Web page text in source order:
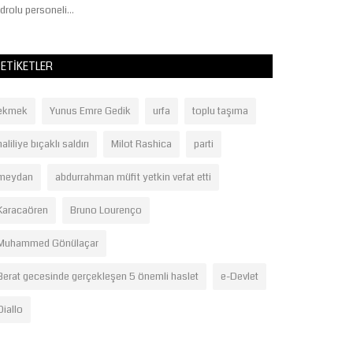
personeli...
ETIKETLER
Yunus Emre Gedik urfa toplu taşıma
bıçaklı saldırı Milot Rashica parti
abdurrahman müfit yetkin vefat etti
Bruno Lourenço
Gönülaçar
gecesinde gerçekleşen 5 önemli haslet e-Devlet